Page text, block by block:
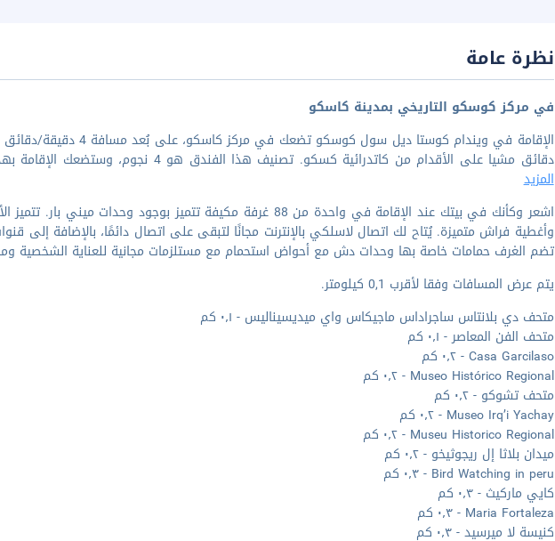
نظرة عامة
في مركز كوسكو التاريخي بمدينة كاسكو
دقائق مشيا على الأقدام من كاتدرائية كسكو. تصنيف هذا الفندق هو 4 نجوم، وستضعك الإقامة بهذه المنشأة على بُعد ٠٫٨
المزيد
اشعر وكأنك في بيتك عند الإقامة في واحدة من 88 غرفة مكيفة تتميز بوجود
وأغطية فراش متميزة. يُتاح لك اتصال لاسلكي بالإنترنت مجانًا لتبقى على اتصال دائمًا، بالإضافة إلى
تضم الغرف حمامات خاصة بها وحدات دش مع أحواض استحمام مع مستلزمات مجانية للعناية الشخصية
يتم عرض المسافات وفقا لأقرب 0,1 كيلومتر.
متحف دي بلانتاس ساجراداس ماجيكاس واي ميديسيناليس - ٠٫١ كم
متحف الفن المعاصر - ٠٫١ كم
Casa Garcilaso - ٠٫٢ كم
Museo Histórico Regional - ٠٫٢ كم
متحف تشوكو - ٠٫٢ كم
Museo Irq’i Yachay - ٠٫٢ كم
Museu Historico Regional - ٠٫٢ كم
ميدان بلاثا إل ريجوثيخو - ٠٫٢ كم
Bird Watching in peru - ٠٫٣ كم
كايي ماركيث - ٠٫٣ كم
Maria Fortaleza - ٠٫٣ كم
كنيسة لا ميرسيد - ٠٫٣ كم